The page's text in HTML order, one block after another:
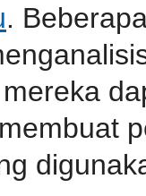
.